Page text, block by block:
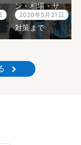
ン・相場・サ
イズ感・偽物
対策まで
2026年5月21日